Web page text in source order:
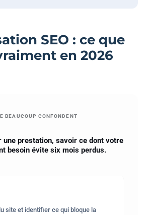
SEO : ce que
en 2026
BEAUCOUP CONFONDENT
une prestation, savoir ce dont votre
besoin évite six mois perdus.
site et identifier ce qui bloque la